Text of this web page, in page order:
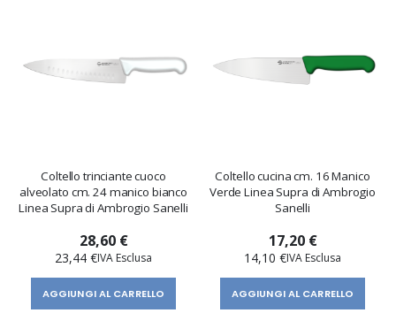
Coltello trinciante cuoco
alveolato cm. 24 manico bianco
Linea Supra di Ambrogio Sanelli
28,60 €
23,44 €
AGGIUNGI AL CARRELLO
Coltello cucina cm. 16 Manico
Verde Linea Supra di Ambrogio
Sanelli
17,20 €
14,10 €
AGGIUNGI AL CARRELLO